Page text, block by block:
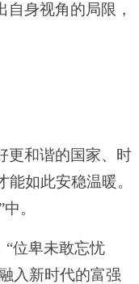
身视角的局限，
更和谐的国家、时
如此安稳温暖。
。
“位卑未敢忘忧
入新时代的富强